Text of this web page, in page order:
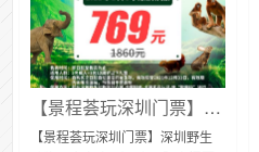
【景程荟玩深圳门票】深圳野生动物园『合家欢2大1小无限次门票』· 惊喜价769元（价值1860元，有效期至2021.12.31），走进动物王国、拥抱生态自然，一同来感受神奇的动物世界！
【景程荟玩深圳门票】深圳野生